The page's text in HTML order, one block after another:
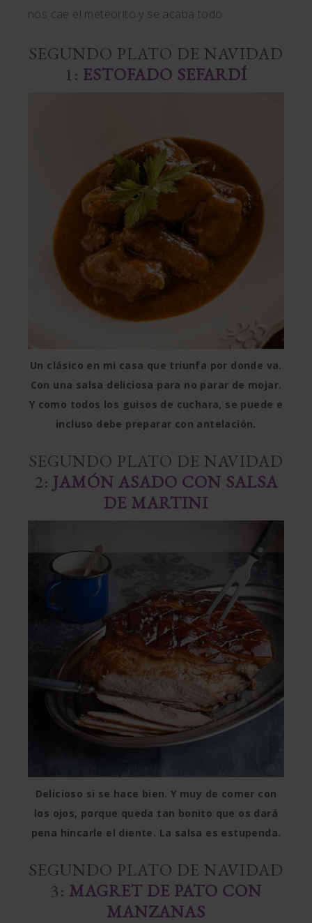
nos cae el meteorito y se acaba todo.
SEGUNDO PLATO DE NAVIDAD
1: ESTOFADO SEFARDÍ
Un clásico en mi casa que triunfa por donde va.
Con una salsa deliciosa para no parar de mojar.
Y como todos los guisos de cuchara, se puede e
incluso debe preparar con antelación.
SEGUNDO PLATO DE NAVIDAD
2: JAMÓN ASADO CON SALSA
DE MARTINI
Delicioso si se hace bien. Y muy de comer con
los ojos, porque queda tan bonito que os dará
pena hincarle el diente. La salsa es estupenda.
SEGUNDO PLATO DE NAVIDAD
3: MAGRET DE PATO CON
MANZANAS